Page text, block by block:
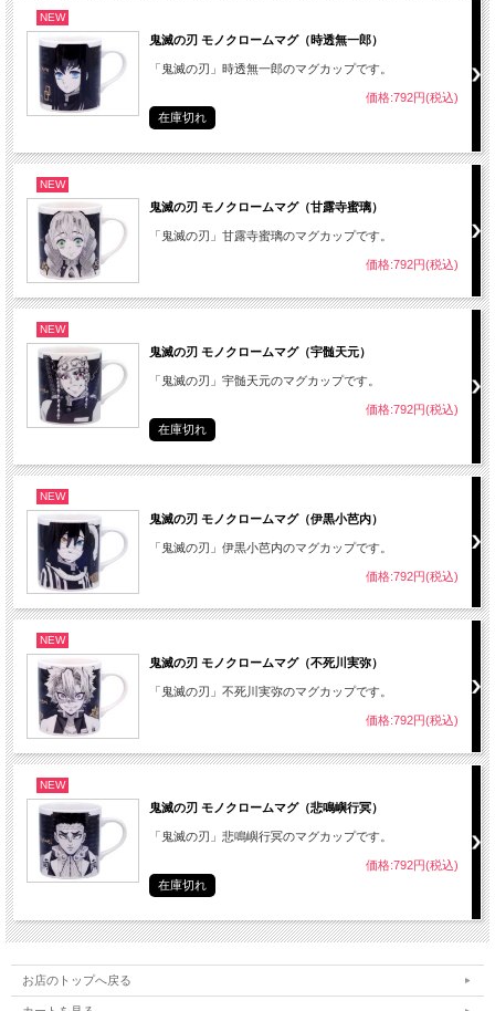
NEW
鬼滅の刃 モノクロームマグ（時透無一郎）
「鬼滅の刃」時透無一郎のマグカップです。
価格:792円(税込)
在庫切れ
NEW
鬼滅の刃 モノクロームマグ（甘露寺蜜璃）
「鬼滅の刃」甘露寺蜜璃のマグカップです。
価格:792円(税込)
NEW
鬼滅の刃 モノクロームマグ（宇髄天元）
「鬼滅の刃」宇髄天元のマグカップです。
価格:792円(税込)
在庫切れ
NEW
鬼滅の刃 モノクロームマグ（伊黒小芭内）
「鬼滅の刃」伊黒小芭内のマグカップです。
価格:792円(税込)
NEW
鬼滅の刃 モノクロームマグ（不死川実弥）
「鬼滅の刃」不死川実弥のマグカップです。
価格:792円(税込)
NEW
鬼滅の刃 モノクロームマグ（悲鳴嶼行冥）
「鬼滅の刃」悲鳴嶼行冥のマグカップです。
価格:792円(税込)
在庫切れ
お店のトップへ戻る